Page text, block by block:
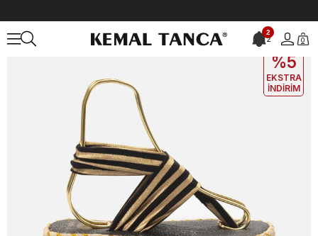
2
2 0
EKLE5
%5
EKSTRA
İNDİRİM